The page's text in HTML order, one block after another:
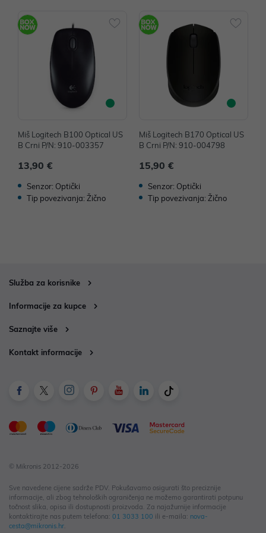
Miš Logitech B100 Optical US
B Crni P/N: 910-003357
13,90 €
Senzor: Optički
Tip povezivanja: Žično
Miš Logitech B170 Optical US
B Crni P/N: 910-004798
15,90 €
Senzor: Optički
Tip povezivanja: Žično
Služba za korisnike
Informacije za kupce
Saznajte više
Kontakt informacije
© Mikronis 2012-2026
Sve navedene cijene sadrže PDV. Pokušavamo osigurati što preciznije
informacije, ali zbog tehnoloških ograničenja ne možemo garantirati potpunu
točnost slika, opisa ili dostupnosti proizvoda. Za najažurnije informacije
kontaktirajte nas putem telefona: 01 3033 100 ili e-maila: nova-
cesta@mikronis.hr.